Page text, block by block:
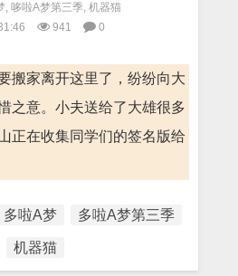
, 哆啦A梦第三季, 机器猫
941 0
搬家离开这里了，纷纷向大
之意。小夫送给了大雄很多
正在收集同学们的签名版给
多啦A梦 多啦A梦第三季
机器猫